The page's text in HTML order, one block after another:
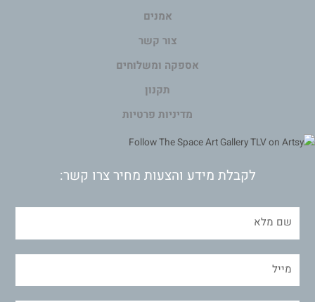
אמנים
צור קשר
אספקה ומשלוחים
תקנון
מדיניות פרטיות
לקבלת מידע והצעות מחיר צרו קשר: